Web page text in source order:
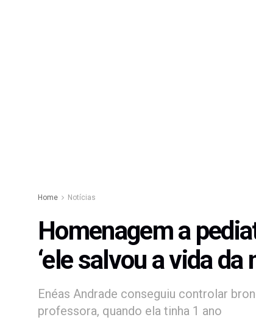
Home Notícias
Homenagem a
‘ele salvou a vida da
Enéas Andrade conseguiu controlar
professora, quando ela tinha 1 ano